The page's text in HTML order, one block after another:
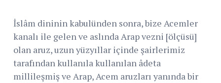
İslâm dininin kabulünden sonra, bize Acemler
kanalı ile gelen ve aslında Arap vezni [ölçüsü]
olan aruz, uzun yüzyıllar içinde şairlerimiz
tarafından kullanıla kullanılan âdeta
millileşmiş ve Arap, Acem aruzları yanında bir